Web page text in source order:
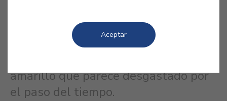
Inspirado en las fachadas de la
amarillo que parece desgastado por
el paso del tiempo.
Aceptar